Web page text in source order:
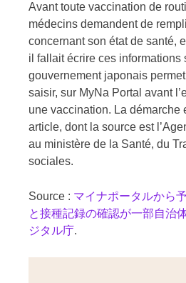
Avant toute vaccination de
médecins demandent de
concernant son état de santé,
il fallait écrire ces informations
gouvernement japonais
saisir, sur MyNa Portal avant
une vaccination. La démarche
article, dont la source est
au ministère de la Santé, du
sociales.
Source : マイナポータルから
と接種記録の確認が一部自治
ジタル庁.